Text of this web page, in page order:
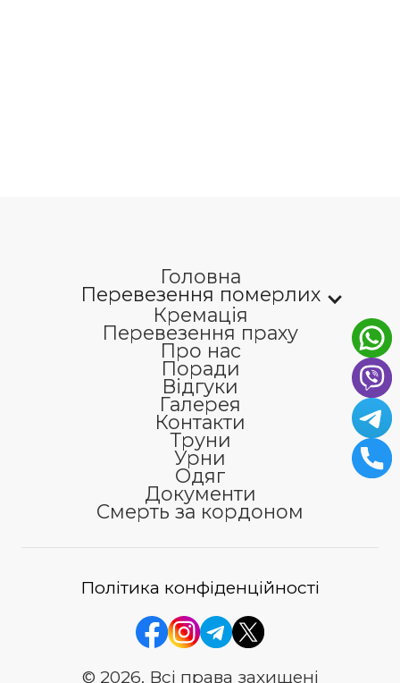
Головна
Перевезення померлих
Кремація
Перевезення праху
Про нас
Поради
Відгуки
Галерея
Контакти
Труни
Урни
Одяг
Документи
Смерть за кордоном
Політика конфіденційності
© 2026. Всі права захищені